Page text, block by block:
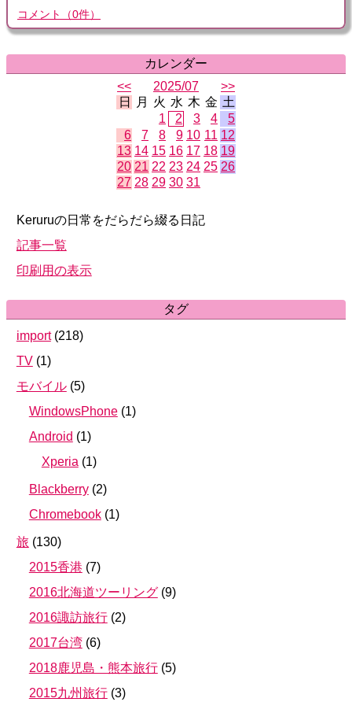
コメント （0件）
カレンダー
<<
2025/07
>>
日
月 火 水 木 金 土
1
2 3 4
5
6
7 8 9 10 11 12
13 14 15 16 17 18 19
20 21 22 23 24 25 26
27 28 29 30 31
Keruruの日常をだらだら綴る日記
記事一覧
印刷用の表示
タグ
import (218)
TV (1)
モバイル (5)
WindowsPhone (1)
Android (1)
Xperia (1)
Blackberry (2)
Chromebook (1)
旅 (130)
2015香港 (7)
2016北海道ツーリング (9)
2016諏訪旅行 (2)
2017台湾 (6)
2018鹿児島・熊本旅行 (5)
2015九州旅行 (3)